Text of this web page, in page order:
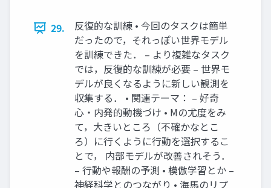
29.
反復的な訓練 • 今回のタスクは簡単
だったので，それっぽい世界モデル
を訓練できた． – より複雑なタスク
では，反復的な訓練が必要 – 世界モ
デルが良くなるように新しい観測を
収集する． • 関連テーマ： – 好奇
心・内発的動機づけ • Mの尤度をみ
て，大きいところ（不確かなとこ
ろ）に行くように行動を選択するこ
とで， 内部モデルが改善されそう．
– 行動や報酬の予測 • 模倣学習とか –
神経科学とのつながり • 海馬のリプ